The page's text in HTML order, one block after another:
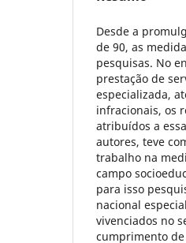
Desde a
de 90, as
pesquisas. No
prestação de
especializada,
infracionais, os
atribuídos a
autores, teve
trabalho na
campo
para isso
nacional
vivenciados no
cumprimento de